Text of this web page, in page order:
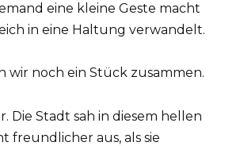
eine kleine Geste macht
in eine Haltung verwandelt.
wir noch ein Stück zusammen.
Die Stadt sah in diesem hellen
freundlicher aus, als sie